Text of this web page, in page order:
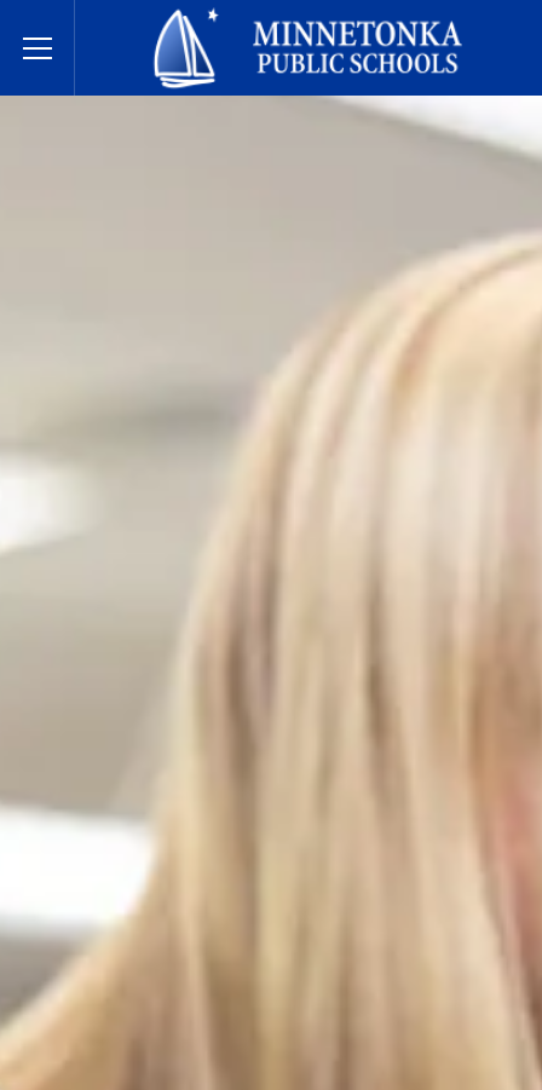
Toggle Menu
Écoles publiques de Minnetonka